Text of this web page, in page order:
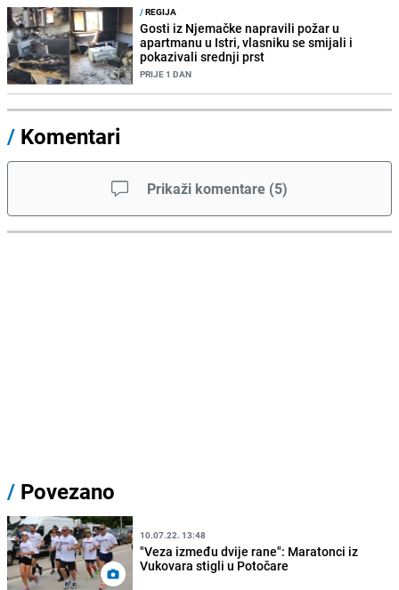
/REGIJA
Gosti iz Njemačke napravili požar u
apartmanu u Istri, vlasniku se smijali i
pokazivali srednji prst
PRIJE 1 DAN
/ Komentari
Prikaži komentare (5)
/ Povezano
10.07.22. 13:48
"Veza između dvije rane": Maratonci iz
Vukovara stigli u Potočare